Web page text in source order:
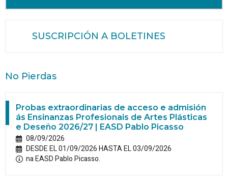
SUSCRIPCIÓN A BOLETINES
No Pierdas
Probas extraordinarias de acceso e admisión
ás Ensinanzas Profesionais de Artes Plásticas
e Deseño 2026/27 | EASD Pablo Picasso
08/09/2026
DESDE EL 01/09/2026 HASTA EL 03/09/2026
na EASD Pablo Picasso.